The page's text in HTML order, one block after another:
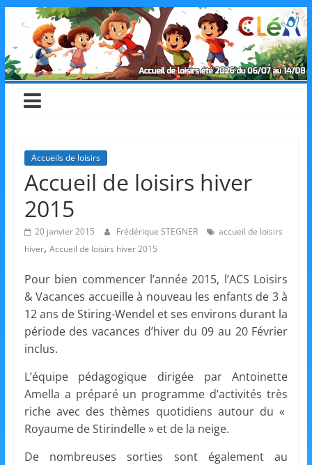
content
CLéA
–
les
Loisirs,
l'éducation
et
l'Animation
–
Stiring-
Accueils de loisirs
Accueil de loisirs hiver
2015
20 janvier 2015 Frédérique STEGNER
accueil de loisirs
hiver, Accueil de loisirs hiver 2015
Pour bien commencer l’année 2015, l’ACS Loisirs
& Vacances accueille à nouveau les enfants de 3 à
12 ans de Stiring-Wendel et ses environs durant la
période des vacances d’hiver du 09 au 20 Février
inclus.
L’équipe pédagogique dirigée par Antoinette
Amella a préparé un programme d’activités très
riche avec des thèmes quotidiens autour du «
Royaume de Stirindelle » et de la neige.
De nombreuses sorties sont également au